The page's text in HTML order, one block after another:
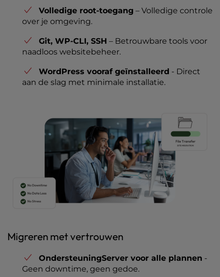
Volledige root-toegang – Volledige controle
over je omgeving.
Git, WP-CLI, SSH – Betrouwbare tools voor
naadloos websitebeheer.
WordPress vooraf geïnstalleerd - Direct
aan de slag met minimale installatie.
Migreren met vertrouwen
OndersteuningServer voor alle plannen -
Geen downtime, geen gedoe.